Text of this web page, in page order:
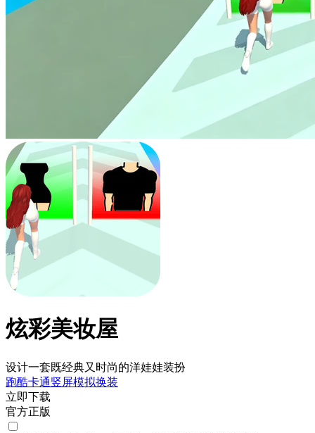
炫彩美妆屋
设计一套既经典又时尚的洋娃娃装扮
跑酷卡通竖屏模拟换装
立即下载
官方正版